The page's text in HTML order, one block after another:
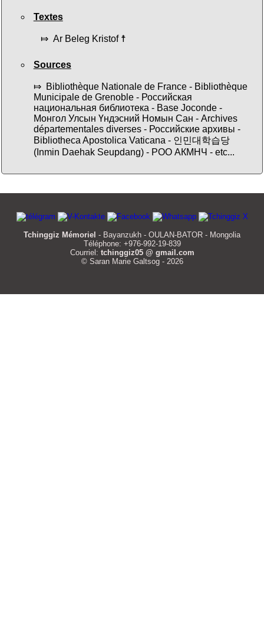
Textes
⤇ Ar Beleg Kristof ☨
Sources
⤇ Bibliothèque Nationale de France - Bibliothèque
Municipale de Grenoble - Российская
национальная библиотека - Base Joconde -
Монгол Улсын Үндэсний Номын Сан - Archives
départementales diverses - Российские архивы -
Bibliotheca Apostolica Vaticana - 인민대학습당
(Inmin Daehak Seupdang) - РОО АКМНЧ - etc...
Tchinggiz Mémoriel - Bayanzukh - OULAN-BATOR - Mongolia
Téléphone: +976-992-19-839
Courriel: tchinggiz05 @ gmail.com
© Saran Marie Galtsog - 2026